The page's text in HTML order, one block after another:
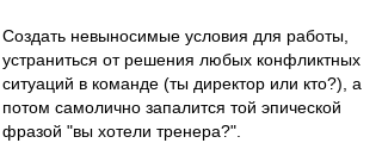
Создать невыносимые условия для работы,
устраниться от решения любых конфликтных
ситуаций в команде (ты директор или кто?), а
потом самолично запалится той эпической
фразой "вы хотели тренера?".